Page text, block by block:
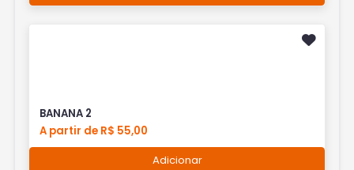
BANANA 2
A partir de R$ 55,00
Adicionar